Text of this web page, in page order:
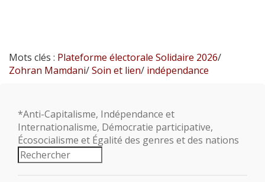
Mots clés : Plateforme électorale Solidaire 2026/
Zohran Mamdani/Soin et lien/ indépendance
*Anti-Capitalisme, Indépendance et
Internationalisme, Démocratie participative,
Écosocialisme et Égalité des genres et des nations